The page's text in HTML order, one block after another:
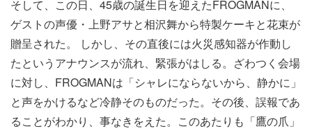
そして、この日、45歳の誕生日を迎えたFROGMANに、
ゲストの声優・上野アサと相沢舞から特製ケーキと花束が
贈呈された。 しかし、その直後には火災感知器が作動し
たというアナウンスが流れ、緊張がはしる。ざわつく会場
に対し、FROGMANは「シャレにならないから、静かに」
と声をかけるなど冷静そのものだった。その後、誤報であ
ることがわかり、事なきをえた。このあたりも「鷹の爪」